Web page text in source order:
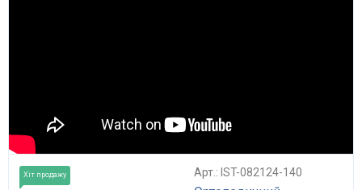
Хіт продажу Арт.: IST-082124-140